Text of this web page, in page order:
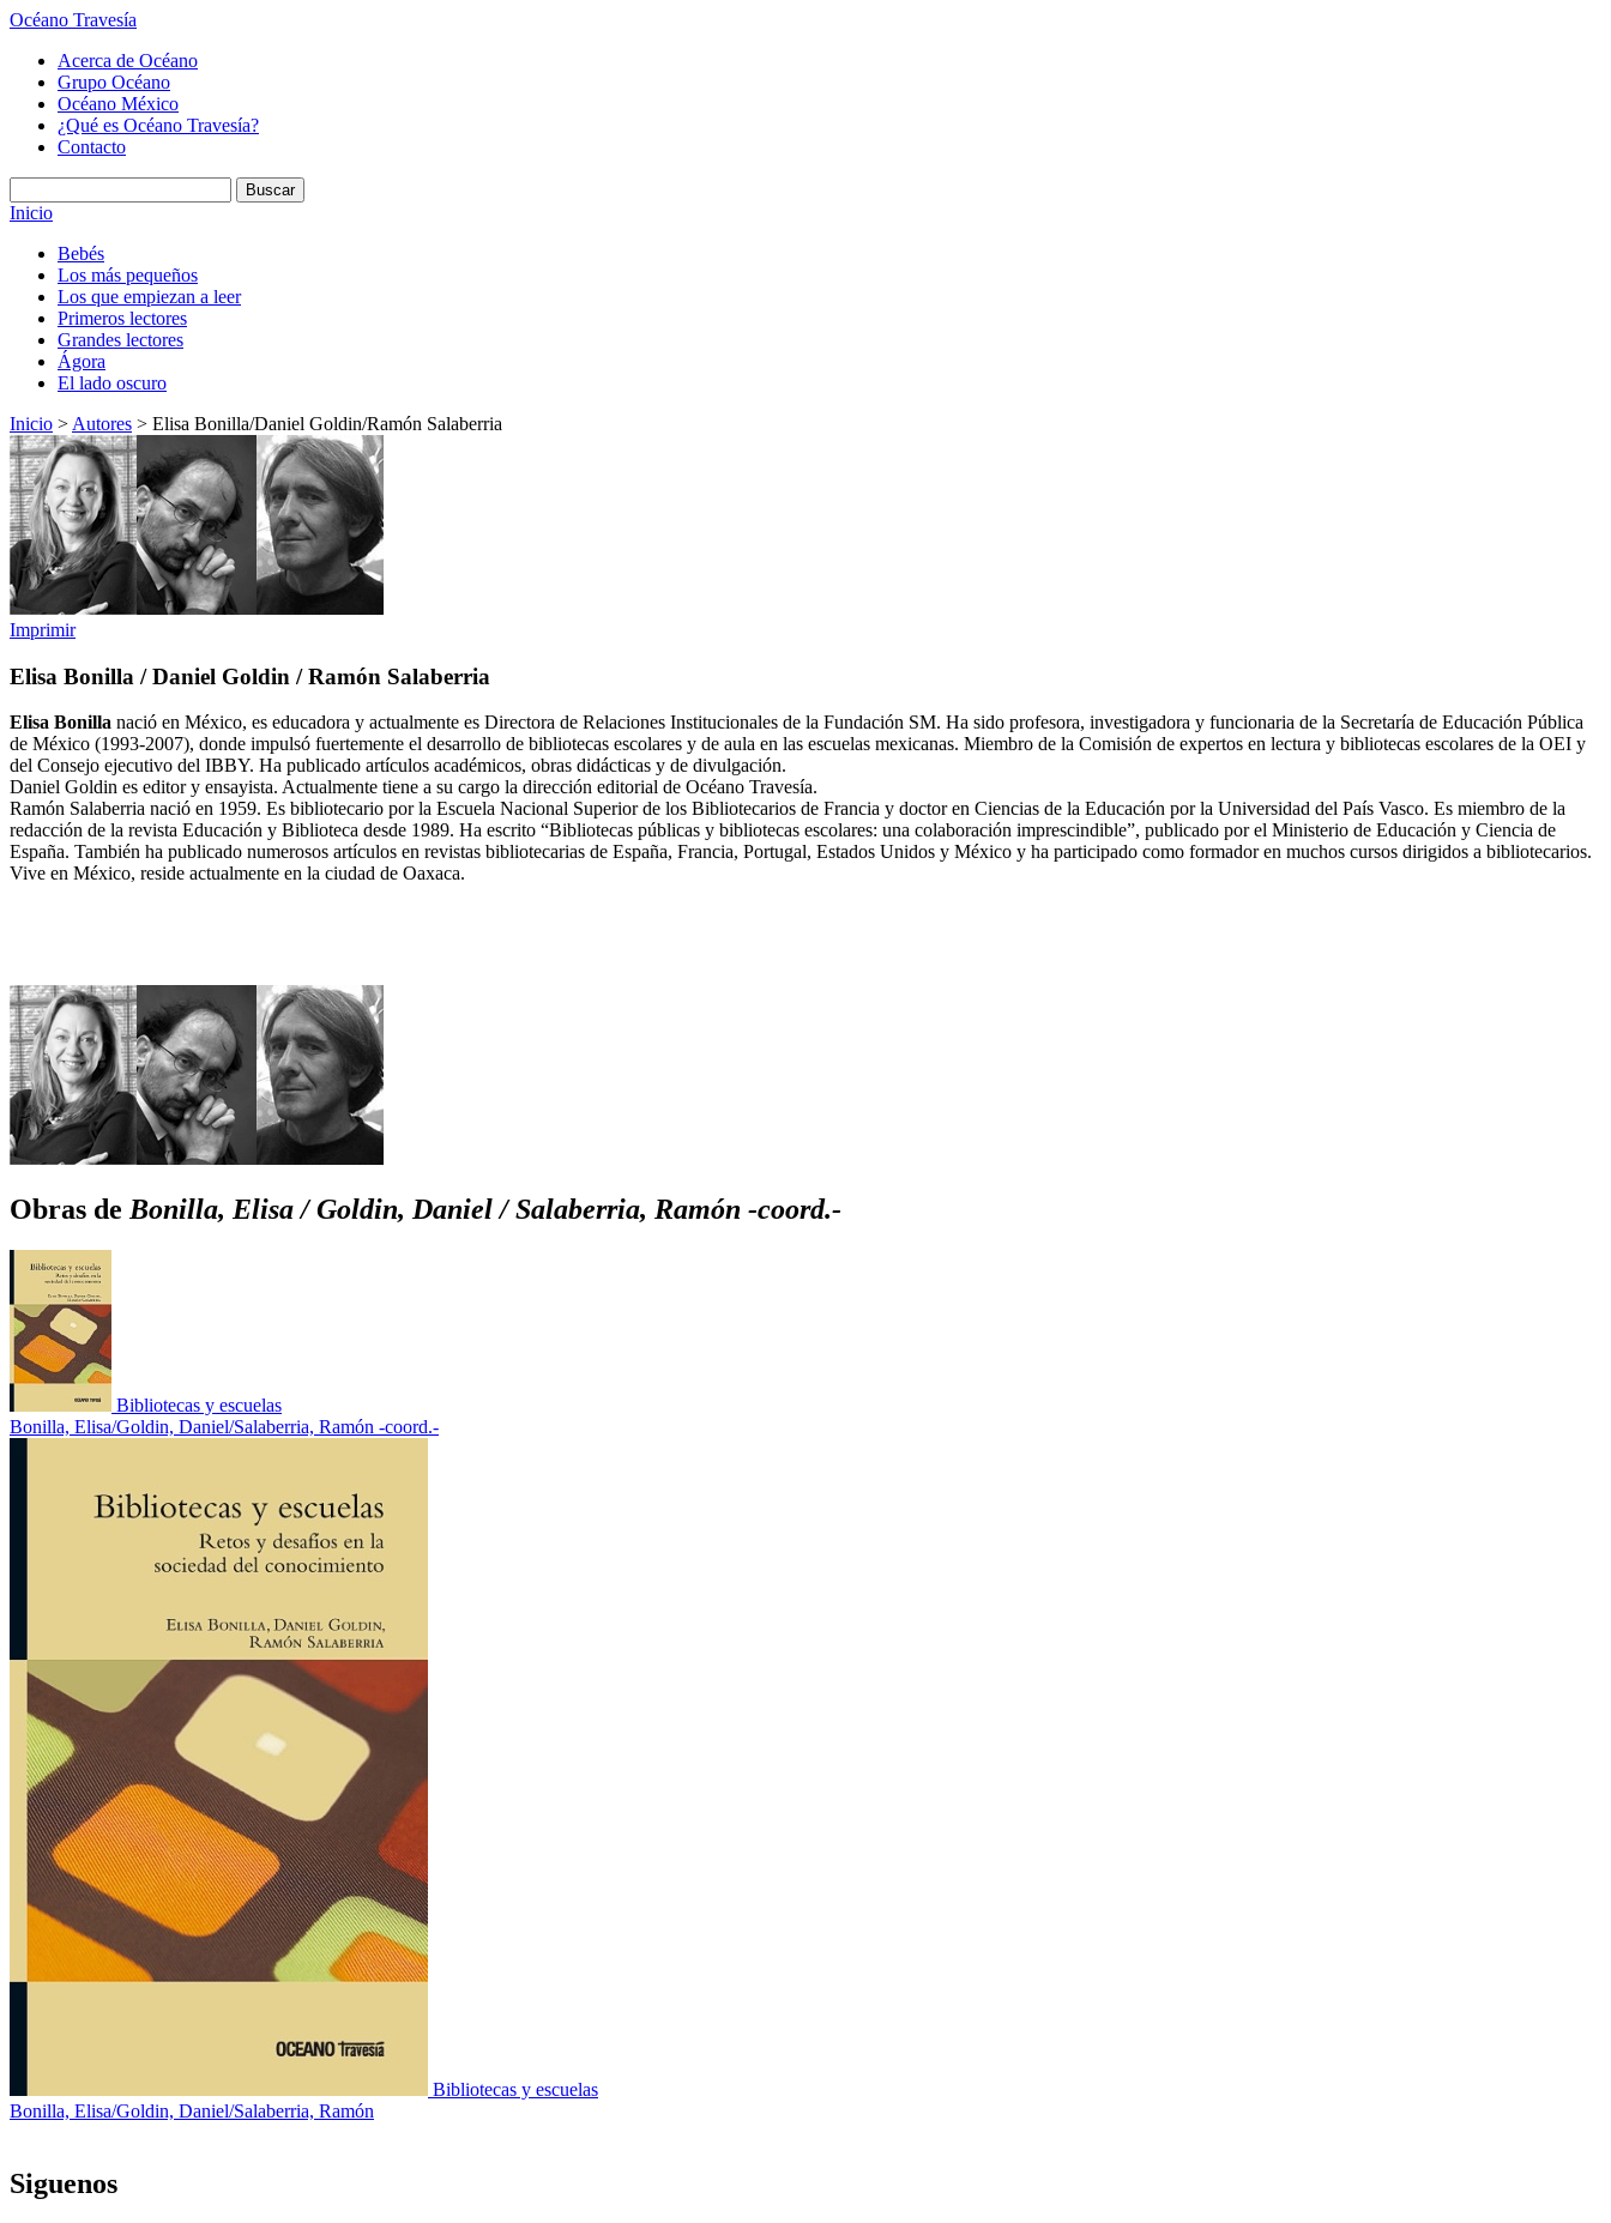
Océano Travesía
Acerca de Océano
Grupo Océano
Océano México
¿Qué es Océano Travesía?
Contacto
Inicio
Bebés
Los más pequeños
Los que empiezan a leer
Primeros lectores
Grandes lectores
Ágora
El lado oscuro
Inicio > Autores > Elisa Bonilla/Daniel Goldin/Ramón Salaberria
Imprimir
Elisa Bonilla / Daniel Goldin / Ramón Salaberria
Elisa Bonilla nació en México, es educadora y actualmente es Directora de Relaciones Institucionales de la Fundación SM. Ha sido profesora, investigadora y funcionaria de la Secretaría de Educación Pública
de México (1993-2007), donde impulsó fuertemente el desarrollo de bibliotecas escolares y de aula en las escuelas mexicanas. Miembro de la Comisión de expertos en lectura y bibliotecas escolares de la OEI y
del Consejo ejecutivo del IBBY. Ha publicado artículos académicos, obras didácticas y de divulgación.
Daniel Goldin es editor y ensayista. Actualmente tiene a su cargo la dirección editorial de Océano Travesía.
Ramón Salaberria nació en 1959. Es bibliotecario por la Escuela Nacional Superior de los Bibliotecarios de Francia y doctor en Ciencias de la Educación por la Universidad del País Vasco. Es miembro de la
redacción de la revista Educación y Biblioteca desde 1989. Ha escrito “Bibliotecas públicas y bibliotecas escolares: una colaboración imprescindible”, publicado por el Ministerio de Educación y Ciencia de
España. También ha publicado numerosos artículos en revistas bibliotecarias de España, Francia, Portugal, Estados Unidos y México y ha participado como formador en muchos cursos dirigidos a bibliotecarios.
Vive en México, reside actualmente en la ciudad de Oaxaca.
Obras deBonilla, Elisa / Goldin, Daniel / Salaberria, Ramón -coord.-
Bibliotecas y escuelas
Bonilla, Elisa/Goldin, Daniel/Salaberria, Ramón -coord.-
Bibliotecas y escuelas
Bonilla, Elisa/Goldin, Daniel/Salaberria, Ramón
Siguenos